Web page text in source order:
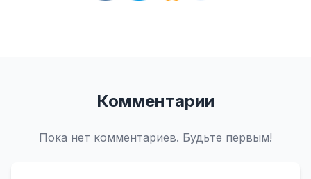
Комментарии
Пока нет комментариев. Будьте первым!